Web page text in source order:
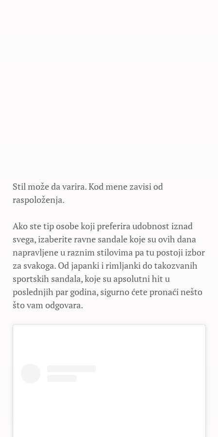
Stil može da varira. Kod mene zavisi od
raspoloženja.
Ako ste tip osobe koji preferira udobnost iznad
svega, izaberite ravne sandale koje su ovih dana
napravljene u raznim stilovima pa tu postoji izbor
za svakoga. Od japanki i rimljanki do takozvanih
sportskih sandala, koje su apsolutni hit u
poslednjih par godina, sigurno ćete pronaći nešto
što vam odgovara.